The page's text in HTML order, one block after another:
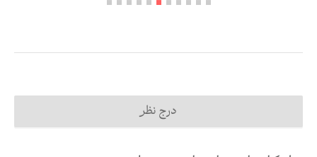
درج نظر